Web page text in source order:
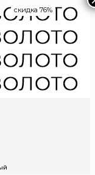
скидка 76%